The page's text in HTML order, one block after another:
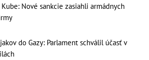
Nové sankcie zasiahli armádnych
do Gazy: Parlament schválil účasť v